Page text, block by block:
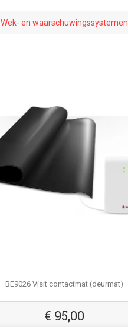
Wek- en waarschuwingssystemen
BE9026 Visit contactmat (deurmat)
€ 95,00